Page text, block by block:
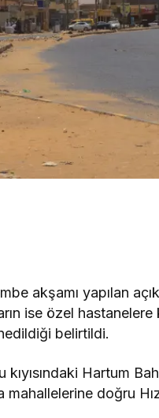
akşamı yapılan
ise özel hastanelere
belirtildi.
Hartum
doğru